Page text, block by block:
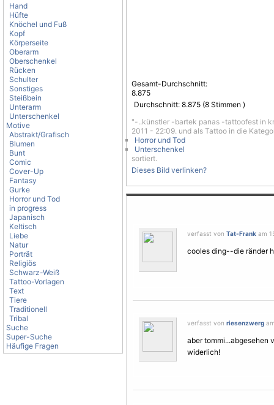
Hand
Hüfte
Knöchel und Fuß
Kopf
Körperseite
Oberarm
Oberschenkel
Rücken
Schulter
Sonstiges
Steißbein
Unterarm
Unterschenkel
Motive
Abstrakt/Grafisch
Blumen
Bunt
Comic
Cover-Up
Fantasy
Gurke
Horror und Tod
in progress
Japanisch
Keltisch
Liebe
Natur
Porträt
Religiös
Schwarz-Weiß
Tattoo-Vorlagen
Text
Tiere
Traditionell
Tribal
Suche
Super-Suche
Häufige Fragen
Gesamt-Durchschnitt:
8.875
Durchschnitt: 8.875 (8 Stimmen )
"-..künstler -bartek panas -tattoofest in
2011 - 22:09. und als Tattoo in die
Horror und Tod
Unterschenkel
sortiert.
Dieses Bild verlinken?
verfasst von Tat-Frank am
cooles ding--die ränder
verfasst von riesenzwerg
aber tommi...abgesehen
widerlich!